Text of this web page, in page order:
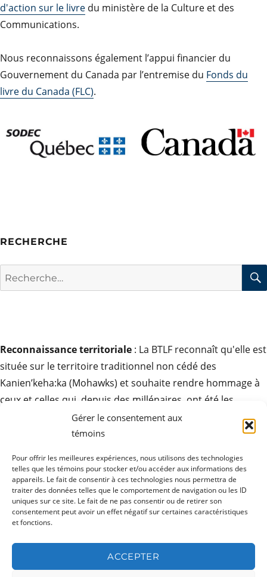
Gérer le consentement aux
témoins
Pour offrir les meilleures expériences, nous utilisons des technologies
telles que les témoins pour stocker et/ou accéder aux informations des
appareils. Le fait de consentir à ces technologies nous permettra de
traiter des données telles que le comportement de navigation ou les ID
uniques sur ce site. Le fait de ne pas consentir ou de retirer son
consentement peut avoir un effet négatif sur certaines caractéristiques
et fonctions.
ACCEPTER
d'action sur le livre du ministère de la Culture et des
Communications.
Nous reconnaissons également l’appui financier du
Gouvernement du Canada par l’entremise du Fonds du
livre du Canada (FLC).
RECHERCHE
Rechercher :
Reconnaissance territoriale : La BTLF reconnaît qu'elle est
située sur le territoire traditionnel non cédé des
Kanien’keha:ka (Mohawks) et souhaite rendre hommage à
ceux et celles qui, depuis des millénaires, ont été les
gardiens de ces terres. Elle exprime son respect pour la
contribution des peuples autochtones à la culture des
Produits
ouvrir
le
le
le